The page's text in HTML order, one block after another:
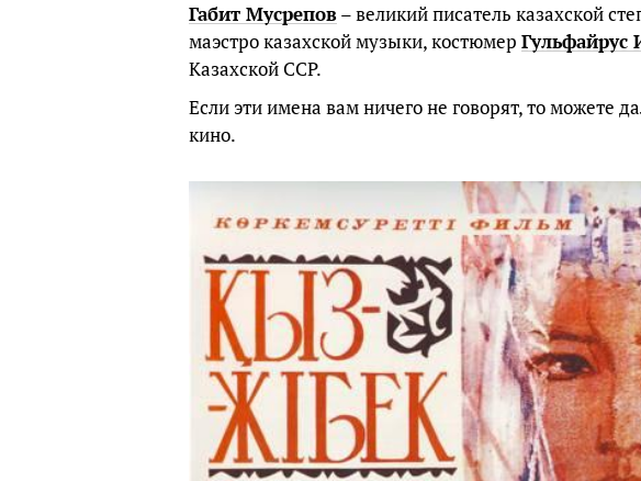
Габит Мусрепов– великий писатель казахской
маэстро казахской музыки, костюмер Гульфайрус
Казахской ССР.
Если эти имена вам ничего не говорят, то можете
кино.